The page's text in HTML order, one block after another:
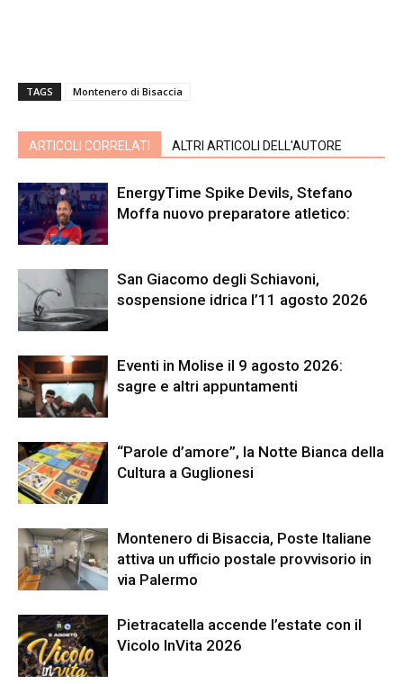
TAGS Montenero di Bisaccia
ARTICOLI CORRELATI ALTRI ARTICOLI DELL'AUTORE
EnergyTime Spike Devils, Stefano
Moffa nuovo preparatore atletico:
San Giacomo degli Schiavoni,
sospensione idrica l’11 agosto 2026
Eventi in Molise il 9 agosto 2026:
sagre e altri appuntamenti
“Parole d’amore”, la Notte Bianca della
Cultura a Guglionesi
Montenero di Bisaccia, Poste Italiane
attiva un ufficio postale provvisorio in
via Palermo
Pietracatella accende l’estate con il
Vicolo InVita 2026